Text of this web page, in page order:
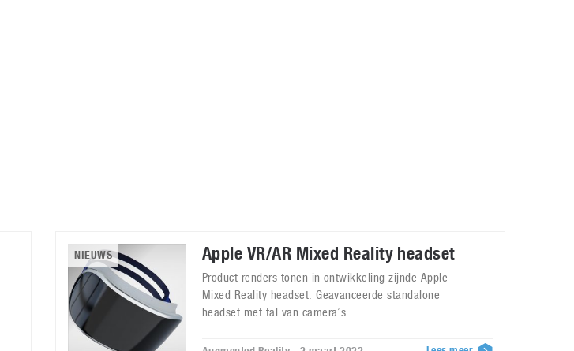
NIEUWS Apple VR/AR Mixed Reality headset
Product renders tonen in ontwikkeling zijnde Apple
Mixed Reality headset. Geavanceerde standalone
headset met tal van camera’s.